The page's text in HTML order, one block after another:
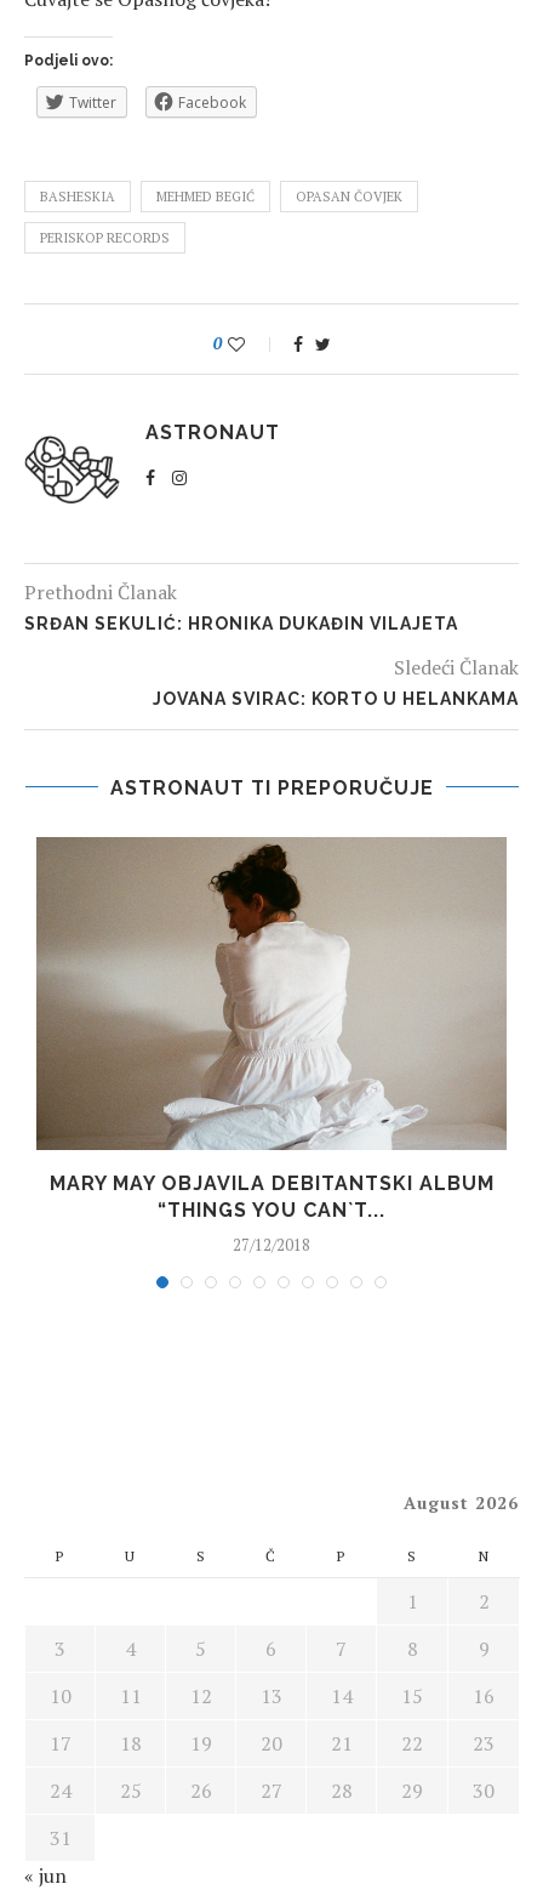
Podjeli ovo:
Twitter Facebook
BASHESKIA MEHMED BEGIĆ OPASAN ČOVJEK
PERISKOP RECORDS
0
ASTRONAUT
Prethodni Članak
SRĐAN SEKULIĆ: HRONIKA DUKAĐIN VILAJETA
Sledeći Članak
JOVANA SVIRAC: KORTO U HELANKAMA
ASTRONAUT TI PREPORUČUJE
MARY MAY OBJAVILA DEBITANTSKI ALBUM
“THINGS YOU CAN`T...
27/12/2018
August 2026
P U S Č P S N
1
2
3
4 5 6 7 8
9
10
11 12 13 14 15
16
17
18 19 20 21 22
23
24
25 26 27 28 29
30
31
« jun